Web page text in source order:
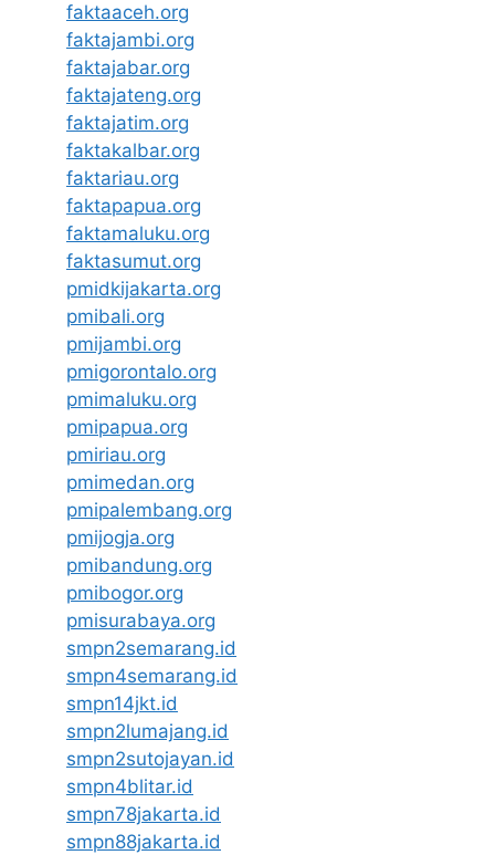
faktaaceh.org
faktajambi.org
faktajabar.org
faktajateng.org
faktajatim.org
faktakalbar.org
faktariau.org
faktapapua.org
faktamaluku.org
faktasumut.org
pmidkijakarta.org
pmibali.org
pmijambi.org
pmigorontalo.org
pmimaluku.org
pmipapua.org
pmiriau.org
pmimedan.org
pmipalembang.org
pmijogja.org
pmibandung.org
pmibogor.org
pmisurabaya.org
smpn2semarang.id
smpn4semarang.id
smpn14jkt.id
smpn2lumajang.id
smpn2sutojayan.id
smpn4blitar.id
smpn78jakarta.id
smpn88jakarta.id